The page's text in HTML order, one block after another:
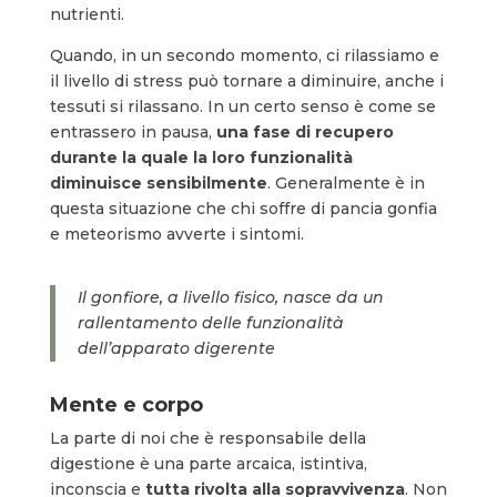
nutrienti.
Quando, in un secondo momento, ci rilassiamo e
il livello di stress può tornare a diminuire, anche i
tessuti si rilassano. In un certo senso è come se
entrassero in pausa, una fase di recupero
durante la quale la loro funzionalità
diminuisce sensibilmente. Generalmente è in
questa situazione che chi soffre di pancia gonfia
e meteorismo avverte i sintomi.
Il gonfiore, a livello fisico, nasce da un
rallentamento delle funzionalità
dell’apparato digerente
Mente e corpo
La parte di noi che è responsabile della
digestione è una parte arcaica, istintiva,
inconscia e tutta rivolta alla sopravvivenza. Non